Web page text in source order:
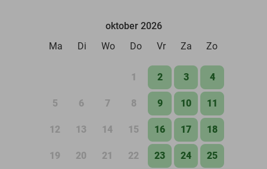
oktober 2026
Ma
Di Wo Do Vr Za Zo
1 2 3 4
5 6 7 8 9 10 11
12 13 14 15 16 17 18
19 20 21 22 23 24 25